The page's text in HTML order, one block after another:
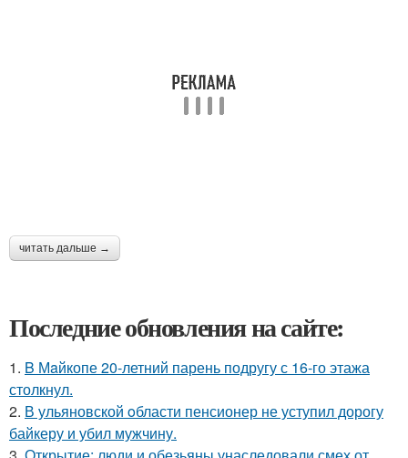
читать дальше →
Последние обновления на сайте:
1. B Мaйкопе 20-летний парень подругу с 16-го этажа
столкнул.
2. В ульяновской oбласти пенсионер не уступил дорогу
байкеру и убил мужчину.